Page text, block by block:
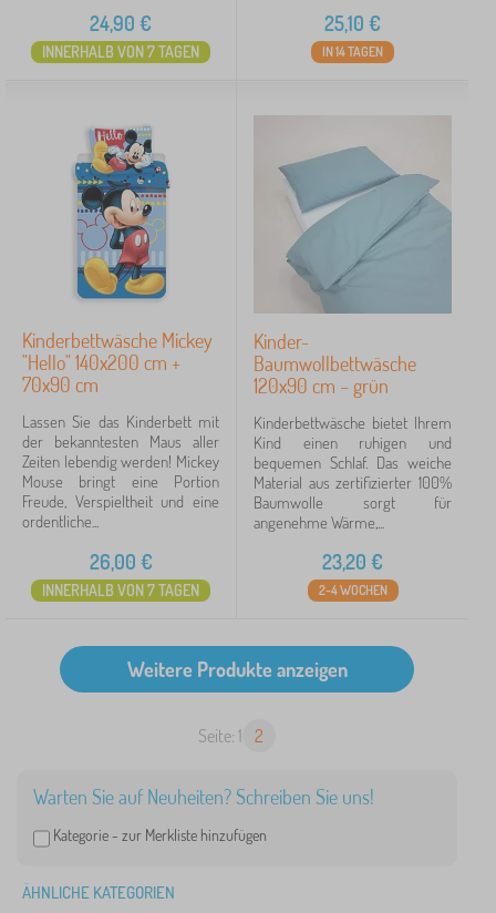
24,90 €
INNERHALB VON 7 TAGEN
25,10 €
IN 14 TAGEN
Kinderbettwäsche Mickey
"Hello" 140x200 cm +
70x90 cm
Lassen Sie das Kinderbett mit
der bekanntesten Maus aller
Zeiten lebendig werden! Mickey
Mouse bringt eine Portion
Freude, Verspieltheit und eine
ordentliche...
26,00 €
INNERHALB VON 7 TAGEN
Kinder-
Baumwollbettwäsche
120x90 cm – grün
Kinderbettwäsche bietet Ihrem
Kind einen ruhigen und
bequemen Schlaf. Das weiche
Material aus zertifizierter 100%
Baumwolle sorgt für
angenehme Wärme,...
23,20 €
2-4 WOCHEN
Seite: 1 2
Warten Sie auf Neuheiten? Schreiben Sie uns!
Kategorie - zur Merkliste hinzufügen
ÄHNLICHE KATEGORIEN